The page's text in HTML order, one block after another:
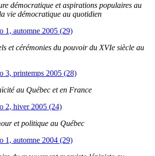
démocratique et aspirations populaires au
vie démocratique au quotidien
1, automne 2005 (29)
et cérémonies du pouvoir du XVIe siècle au
3, printemps 2005 (28)
au Québec et en France
2, hiver 2005 (24)
et politique au Québec
1, automne 2004 (29)